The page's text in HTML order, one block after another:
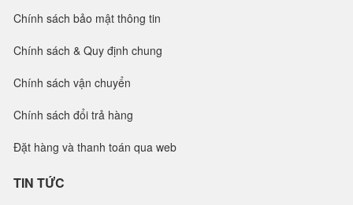
Chính sách bảo mật thông tin
Chính sách & Quy định chung
Chính sách vận chuyển
Chính sách đổi trả hàng
Đặt hàng và thanh toán qua web
TIN TỨC